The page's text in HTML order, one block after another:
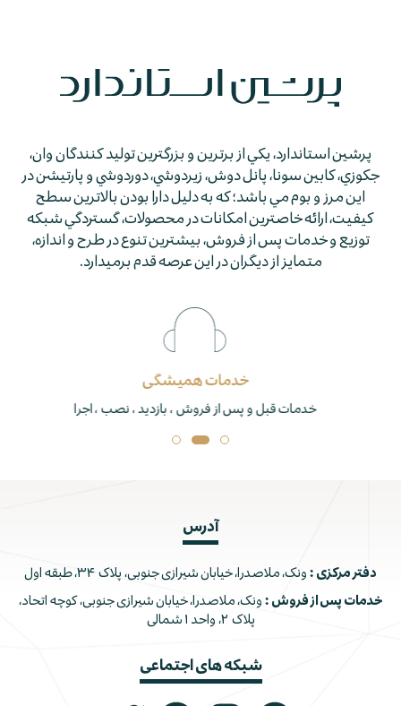
پرشين استاندارد، يكي از برترين و بزرگترين توليد كنندگان وان،
جكوزي، كابين سونا، پانل دوش، زيردوشي، دوردوشي و پارتيشن در
اين مرز و بوم مي باشد؛ كه به دليل دارا بودن بالاترين سطح
كيفيت، ارائه خاصترين امكانات در محصولات، گستردگي شبكه
توزيع و خدمات پس از فروش، بيشترين تنوع در طرح و اندازه،
متمايز از ديگران در اين عرصه قدم برمي­دارد.
خدمات همیشگی
خدمات قبل و پس از فروش ، بازدید ، نصب ، اجرا
آدرس
دفتر مرکزی : ونک، ملاصدرا، خیابان شیرازی جنوبی، پلاک ۳۴، طبقه اول
خدمات پس از فروش : ونک، ملاصدرا، خیابان شیرازی جنوبی، کوچه اتحاد،
پلاک ۲، واحد ۱ شمالی
شبکه های اجتماعی